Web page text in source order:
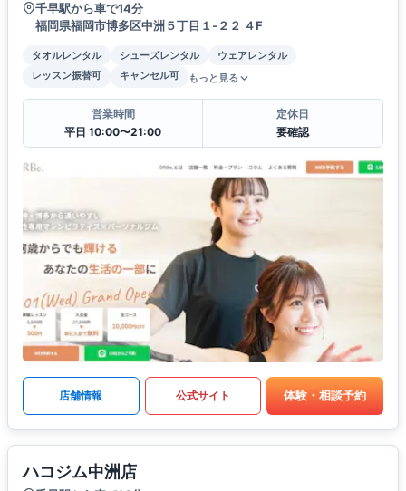
千早駅から車で14分
福岡県福岡市博多区中洲５丁目１-２２ ４F
タオルレンタル シューズレンタル
ウェアレンタル
レッスン振替可
キャンセル可 もっと見る
営業時間
平日 10:00〜21:00
定休日
要確認
店舗情報 公式サイト 体験・相談予約
ハコジム中洲店